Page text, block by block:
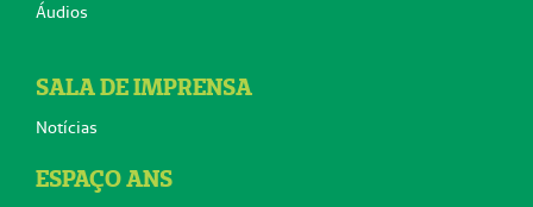
Áudios
SALA DE IMPRENSA
Notícias
ESPAÇO ANS